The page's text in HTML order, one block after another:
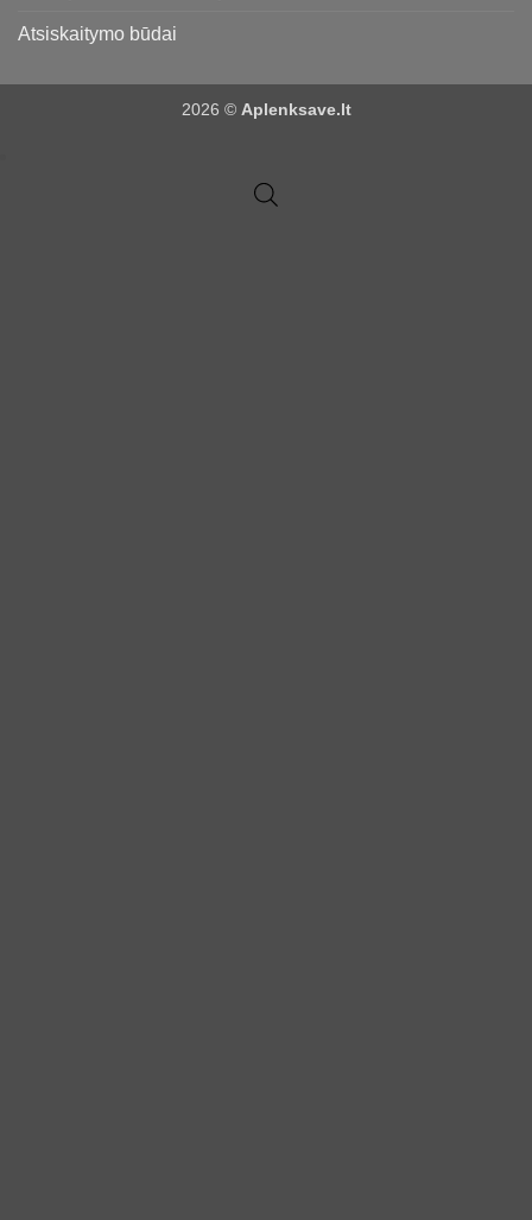
Atsiskaitymo būdai
2026 © Aplenksave.lt